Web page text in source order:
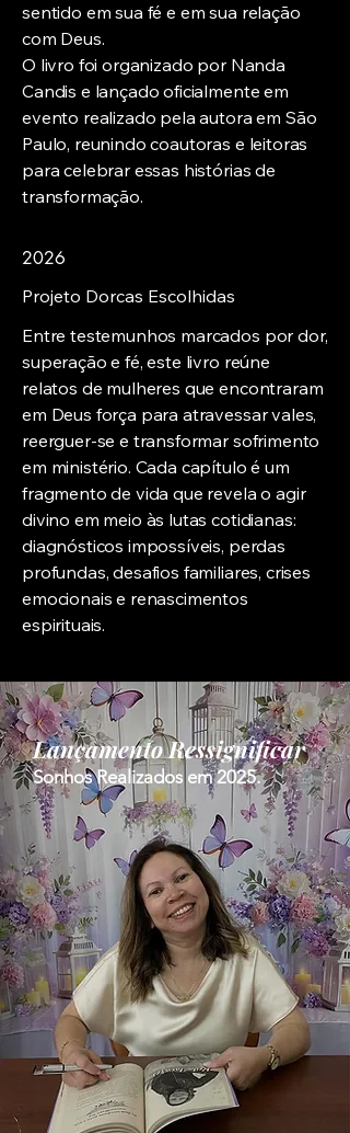
sentido em sua fé e em sua relação
com Deus.
O livro foi organizado por Nanda
Candis e lançado oficialmente em
evento realizado pela autora em São
Paulo, reunindo coautoras e leitoras
para celebrar essas histórias de
transformação.
2026
Projeto Dorcas Escolhidas
Entre testemunhos marcados por dor,
superação e fé, este livro reúne
relatos de mulheres que encontraram
em Deus força para atravessar vales,
reerguer-se e transformar sofrimento
em ministério. Cada capítulo é um
fragmento de vida que revela o agir
divino em meio às lutas cotidianas:
diagnósticos impossíveis, perdas
profundas, desafios familiares, crises
emocionais e renascimentos
espirituais.
Lançamento Ressignificar
Sonhos Realizados em 2025.